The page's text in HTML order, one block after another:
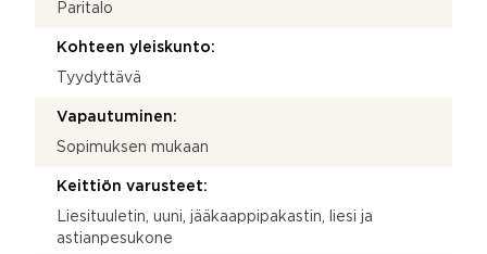
Paritalo
Kohteen yleiskunto:
Tyydyttävä
Vapautuminen:
Sopimuksen mukaan
Keittiön varusteet:
Liesituuletin, uuni, jääkaappipakastin, liesi ja
astianpesukone